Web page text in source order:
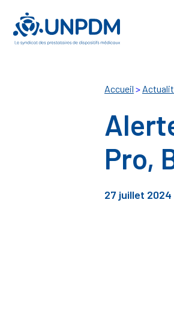
Accueil >
Pro,
27 juillet 2024